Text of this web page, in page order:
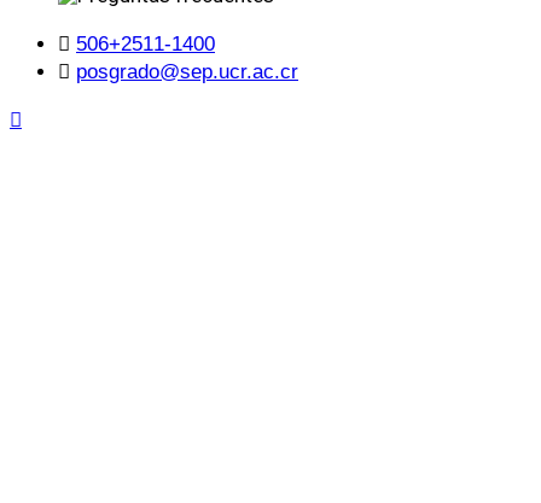
506+2511-1400
posgrado@sep.ucr.ac.cr